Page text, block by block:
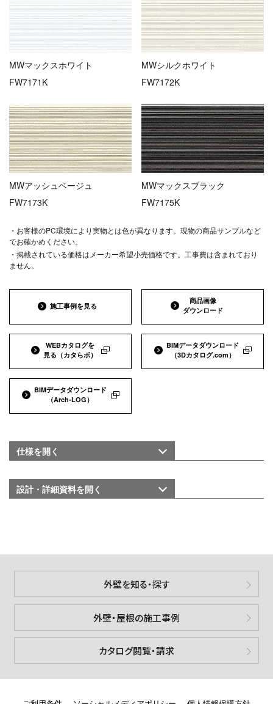
MWマックスホワイト
FW7171K
MWシルクホワイト
FW7172K
MWアッシュベージュ
FW7173K
MWマックスブラック
FW7175K
・お客様のPC環境により実物とは色が異なります。現物の商品サンプルなど
でお確かめください。
・掲載されている価格はメーカー希望小売価格です。工事費は含まれており
ません。
施工事例を見る
商品画像
ダウンロード
WEBカタログを
見る （カタらボ）
BIMデータダウンロード
（3Dカタログ.com）
BIMデータダウンロード
（Arch-LOG）
仕様を開く
設計・詳細資料を開く
外壁を知る・探す
外壁・屋根の施工事例
カタログ閲覧・請求